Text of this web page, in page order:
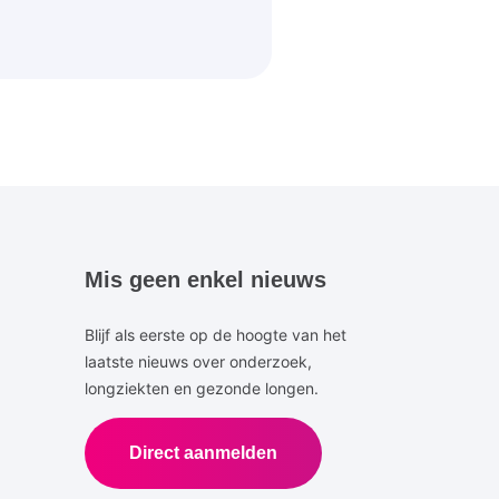
Mis geen enkel nieuws
Blijf als eerste op de hoogte van het
laatste nieuws over onderzoek,
longziekten en gezonde longen.
Direct aanmelden